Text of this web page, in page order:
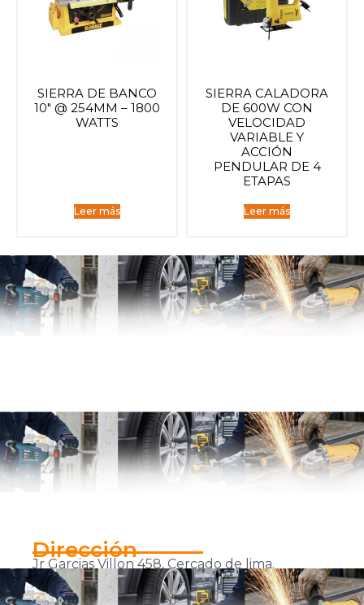
SIERRA DE BANCO
10″ @ 254MM – 1800
WATTS
Leer más
SIERRA CALADORA
DE 600W CON
VELOCIDAD
VARIABLE Y
ACCIÓN
PENDULAR DE 4
ETAPAS
Leer más
Dirección
Jr Garcias Villon 458, Cercado de lima.